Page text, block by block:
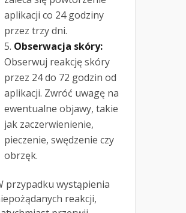
aplikacji co 24 godziny
przez trzy dni.
Obserwacja skóry:
Obserwuj reakcję skóry
przez 24 do 72 godzin od
aplikacji. Zwróć uwagę na
ewentualne objawy, takie
jak zaczerwienienie,
pieczenie, swędzenie czy
obrzęk.
przypadku wystąpienia
reakcji,